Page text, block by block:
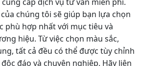
chúng tôi sẽ giúp bạn lựa chọn
phù hợp nhất với mục tiêu và
hiệu. Từ việc chọn màu sắc,
tất cả đều có thể được tùy chỉnh
đáo và chuyên nghiệp. Hãy liên